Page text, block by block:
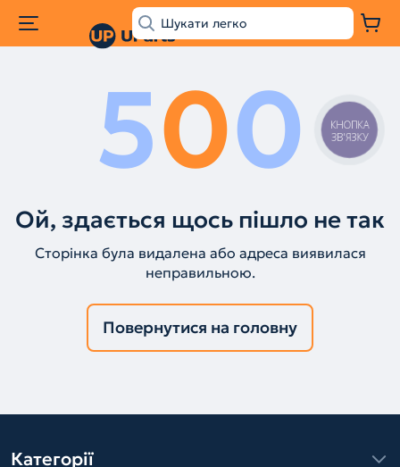
500
Ой, здається щось пішло не так
Сторінка була видалена або адреса виявилася
неправильною.
Повернутися на головну
Категорії
КНОПКА
ЗВ'ЯЗКУ